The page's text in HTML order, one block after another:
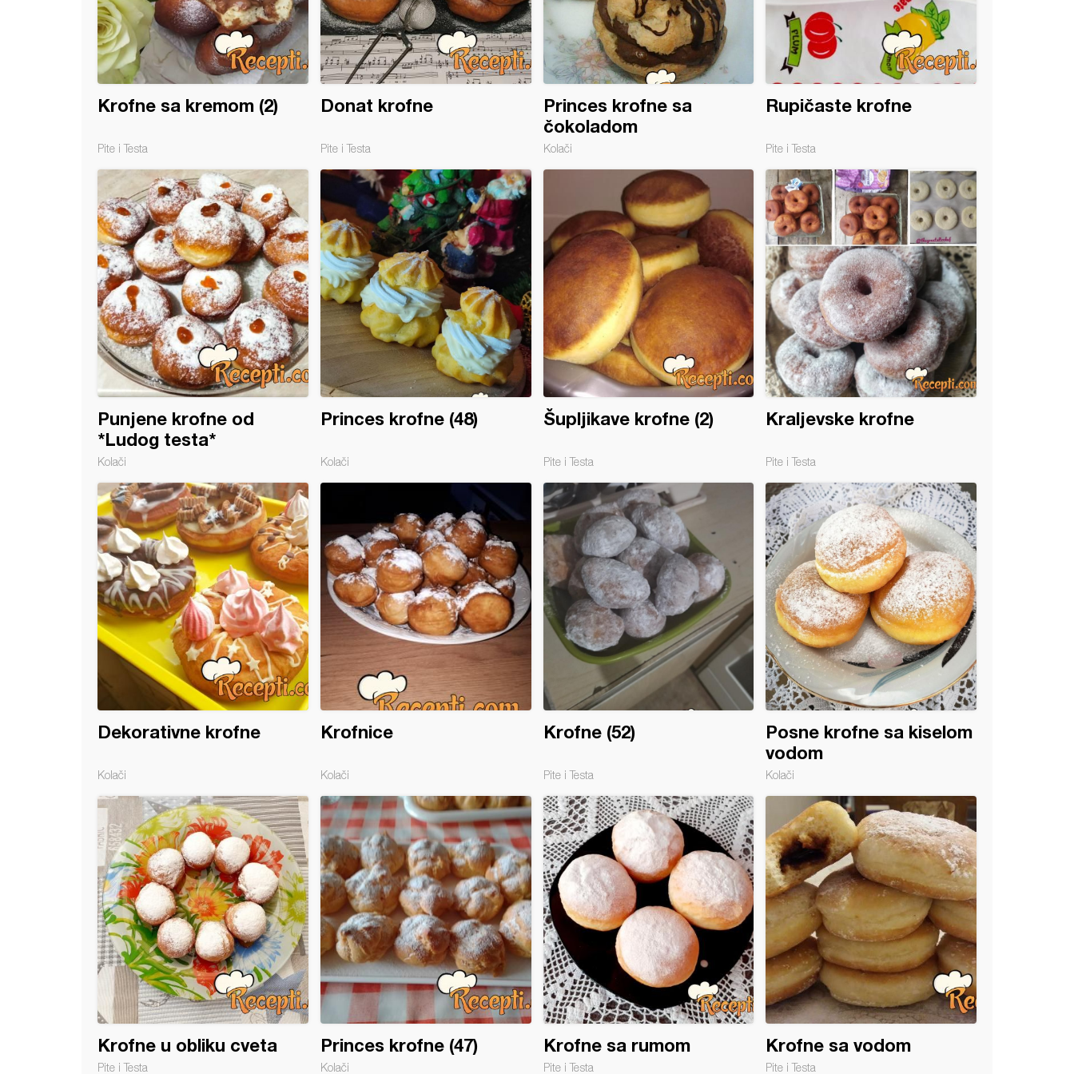
Krofne sa kremom (2)
Pite i Testa
Donat krofne
Pite i Testa
Princes krofne sa
čokoladom
Kolači
Rupičaste krofne
Pite i Testa
Punjene krofne od
*Ludog testa*
Kolači
Princes krofne (48)
Kolači
Šupljikave krofne (2)
Pite i Testa
Kraljevske krofne
Pite i Testa
Dekorativne krofne
Kolači
Krofnice
Kolači
Krofne (52)
Pite i Testa
Posne krofne sa kiselom
vodom
Kolači
krofne sa kiselom vodom
Krofne u obliku cveta
Pite i Testa
Princes krofne (47)
Kolači
Krofne sa rumom
Pite i Testa
Krofne sa vodom
Pite i Testa